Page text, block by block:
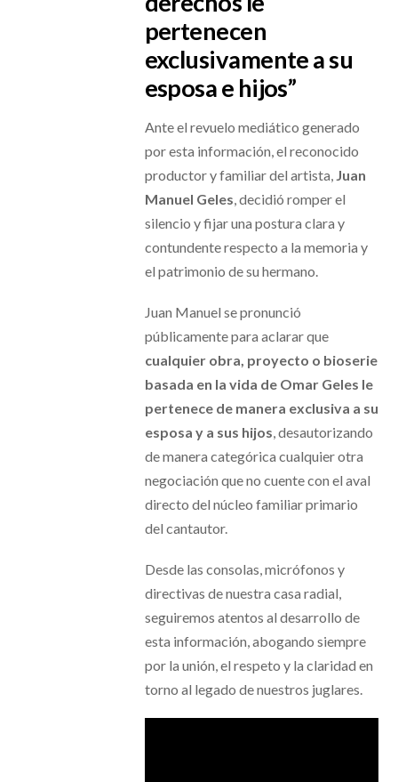
pertenecen
exclusivamente a su
esposa e hijos”
Ante el revuelo mediático generado
por esta información, el reconocido
productor y familiar del artista, Juan
Manuel Geles, decidió romper el
silencio y fijar una postura clara y
contundente respecto a la memoria y
el patrimonio de su hermano.
Juan Manuel se pronunció
públicamente para aclarar que
cualquier obra, proyecto o bioserie
basada en la vida de Omar Geles le
pertenece de manera exclusiva a su
esposa y a sus hijos, desautorizando
de manera categórica cualquier otra
negociación que no cuente con el aval
directo del núcleo familiar primario
del cantautor.
Desde las consolas, micrófonos y
directivas de nuestra casa radial,
seguiremos atentos al desarrollo de
esta información, abogando siempre
por la unión, el respeto y la claridad en
torno al legado de nuestros juglares.